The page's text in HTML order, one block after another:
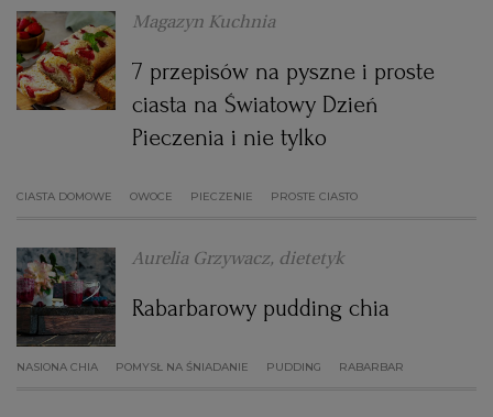
Magazyn Kuchnia
7 przepisów na pyszne i proste
ciasta na Światowy Dzień
Pieczenia i nie tylko
CIASTA DOMOWE OWOCE PIECZENIE PROSTE CIASTO
Aurelia Grzywacz, dietetyk
Rabarbarowy pudding chia
NASIONA CHIA POMYSŁ NA ŚNIADANIE PUDDING RABARBAR